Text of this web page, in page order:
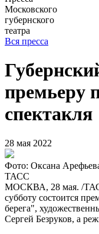
Московского
губернского
театра
Вся пресса
премьеру
28 мая 2022
Фото: Оксана
ТАСС
МОСКВА, 28 мая. /
субботу состоится
берега",
Сергей Безруков, а